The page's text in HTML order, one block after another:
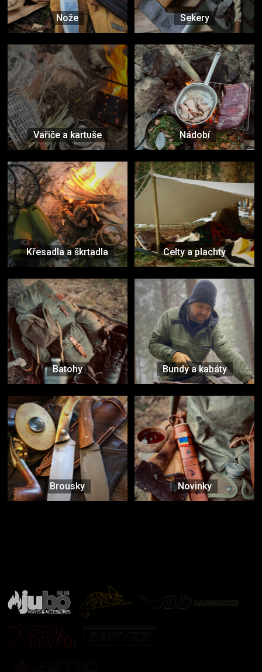
Nože Sekery
Vařiče a kartuše Nádobí
Křesadla a škrtadla Celty a plachty
Batohy Bundy a kabáty
Brousky Novinky